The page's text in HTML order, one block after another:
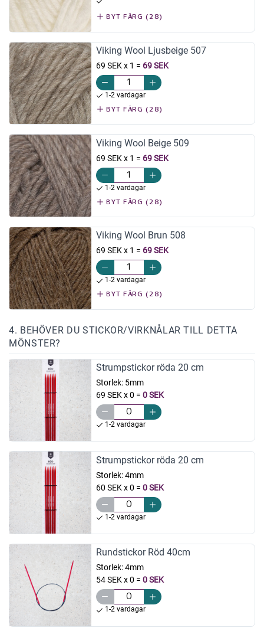
BYT FÄRG (28)
Viking Wool Ljusbeige 507
69 SEK x 1 = 69 SEK
1-2 vardagar
BYT FÄRG (28)
Viking Wool Beige 509
69 SEK x 1 = 69 SEK
1-2 vardagar
BYT FÄRG (28)
Viking Wool Brun 508
69 SEK x 1 = 69 SEK
1-2 vardagar
BYT FÄRG (28)
4. BEHÖVER DU STICKOR/VIRKNÅLAR TILL DETTA
MÖNSTER?
Strumpstickor röda 20 cm
Storlek: 5mm
69 SEK x 0 = 0 SEK
1-2 vardagar
Strumpstickor röda 20 cm
Storlek:4mm
60 SEK x 0 = 0 SEK
1-2 vardagar
Rundstickor Röd 40cm
Storlek:4mm
54 SEK x 0 = 0 SEK
1-2 vardagar